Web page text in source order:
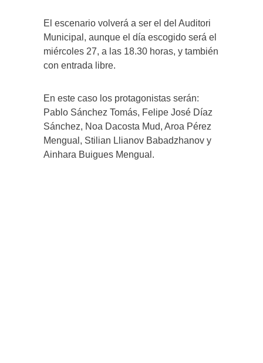
El escenario volverá a ser el del Auditori
Municipal, aunque el día escogido será el
miércoles 27, a las 18.30 horas, y también
con entrada libre.
En este caso los protagonistas serán:
Pablo Sánchez Tomás, Felipe José Díaz
Sánchez, Noa Dacosta Mud, Aroa Pérez
Mengual, Stilian Llianov Babadzhanov y
Ainhara Buigues Mengual.